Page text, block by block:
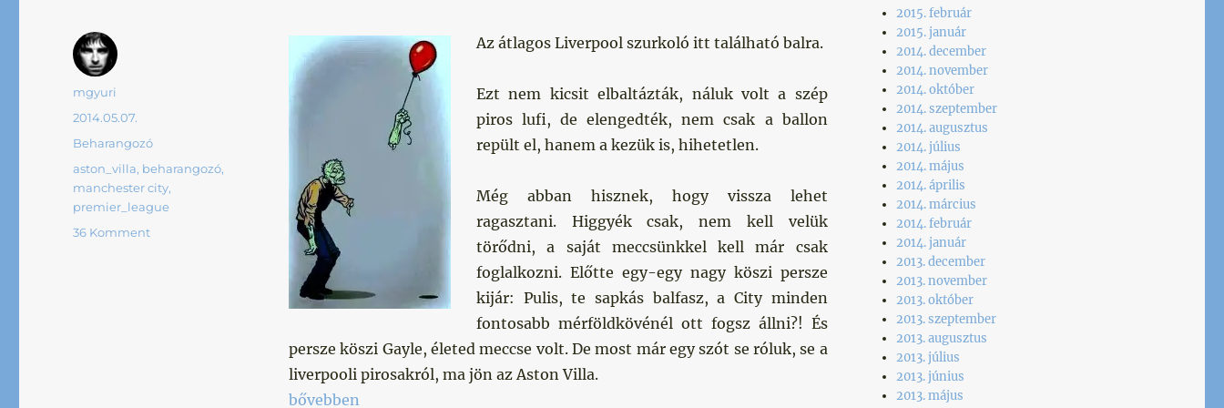
Az átlagos Liverpool szurkoló itt található balra.
Ezt nem kicsit elbaltázták, náluk volt a szép
piros lufi, de elengedték, nem csak a ballon
repült el, hanem a kezük is, hihetetlen.
Még abban hisznek, hogy vissza lehet
ragasztani. Higgyék csak, nem kell velük
törődni, a saját meccsünkkel kell már csak
foglalkozni. Előtte egy-egy nagy köszi persze
kijár: Pulis, te sapkás balfasz, a City minden
fontosabb mérföldkövénél ott fogsz állni?! És
persze köszi Gayle, életed meccse volt. De most már egy szót se róluk, se a
liverpooli pirosakról, ma jön az Aston Villa.
„Nem ráparázni, nyerni”
bővebben
Szerző
mgyuri
Közzétéve
2014.05.07.
Kategória
Beharangozó
Címke
aston_villa, beharangozó,
manchester city,
premier_league
36 Komment
2015. február
2015. január
2014. december
2014. november
2014. október
2014. szeptember
2014. augusztus
2014. július
2014. május
2014. április
2014. március
2014. február
2014. január
2013. december
2013. november
2013. október
2013. szeptember
2013. augusztus
2013. július
2013. június
2013. május